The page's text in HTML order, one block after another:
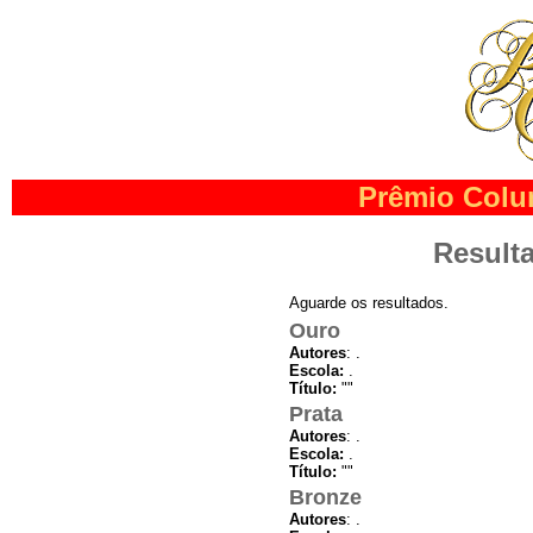
Prêmio
Aguarde os resultados.
Ouro
Autores: .
Escola: .
Título: ""
Prata
Autores: .
Escola: .
Título: ""
Bronze
Autores: .